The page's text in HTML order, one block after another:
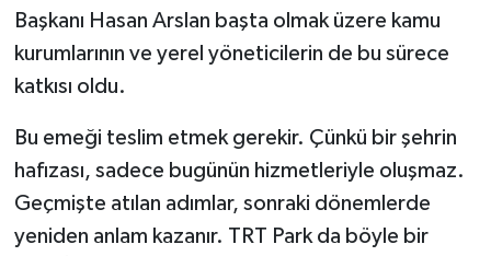
Başkanı Hasan Arslan başta olmak üzere kamu
kurumlarının ve yerel yöneticilerin de bu sürece
katkısı oldu.
Bu emeği teslim etmek gerekir. Çünkü bir şehrin
hafızası, sadece bugünün hizmetleriyle oluşmaz.
Geçmişte atılan adımlar, sonraki dönemlerde
yeniden anlam kazanır. TRT Park da böyle bir